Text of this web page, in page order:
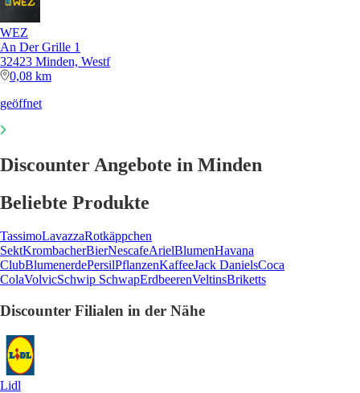
WEZ
An Der Grille 1
32423 Minden, Westf
0,08 km
geöffnet
Discounter Angebote in Minden
Beliebte Produkte
TassimoLavazzaRotkäppchen
SektKrombacherBierNescafeArielBlumenHavana
ClubBlumenerdePersilPflanzenKaffeeJack DanielsCoca
ColaVolvicSchwip SchwapErdbeerenVeltinsBriketts
Discounter Filialen in der Nähe
Lidl